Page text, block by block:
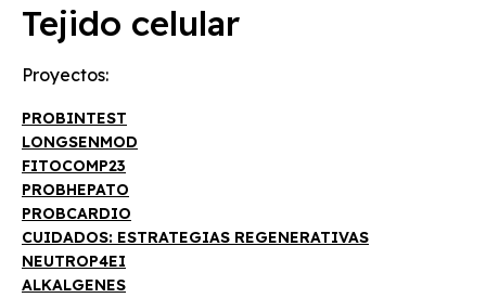
Tejido celular
Proyectos:
PROBINTEST
LONGSENMOD
FITOCOMP23
PROBHEPATO
PROBCARDIO
CUIDADOS: ESTRATEGIAS REGENERATIVAS
NEUTROP4EI
ALKALGENES